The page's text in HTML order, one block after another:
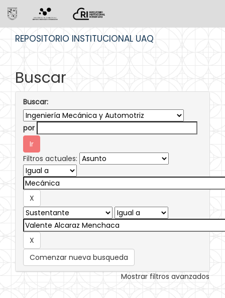
REPOSITORIO INSTITUCIONAL UAQ
Buscar
Buscar:
por
Filtros actuales:
Comenzar nueva busqueda
Mostrar filtros avanzados